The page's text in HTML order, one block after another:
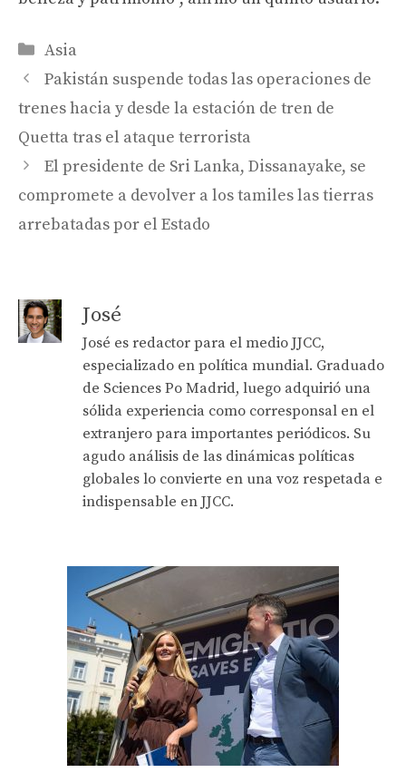
Categories
Asia
Pakistán suspende todas las operaciones de
trenes hacia y desde la estación de tren de
Quetta tras el ataque terrorista
El presidente de Sri Lanka, Dissanayake, se
compromete a devolver a los tamiles las tierras
arrebatadas por el Estado
José
José es redactor para el medio JJCC,
especializado en política mundial. Graduado
de Sciences Po Madrid, luego adquirió una
sólida experiencia como corresponsal en el
extranjero para importantes periódicos. Su
agudo análisis de las dinámicas políticas
globales lo convierte en una voz respetada e
indispensable en JJCC.